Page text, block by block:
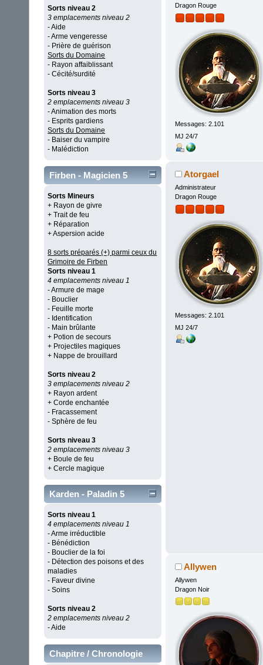
Sorts niveau 2
3 emplacements niveau 2
- Aide
- Arme vengeresse
- Prière de guérison
Sorts du Domaine
- Rayon affaiblissant
- Cécité/surdité
Sorts niveau 3
2 emplacements niveau 3
- Animation des morts
- Esprits gardiens
Sorts du Domaine
- Baiser du vampire
- Malédiction
Firben - Magicien 5
Sorts Mineurs
+ Rayon de givre
+ Trait de feu
+ Réparation
+ Aspersion acide
8 sorts préparés (+) parmi ceux du
Grimoire de Firben
Sorts niveau 1
4 emplacements niveau 1
- Armure de mage
- Bouclier
- Feuille morte
- Identification
- Main brûlante
+ Potion de secours
+ Projectiles magiques
+ Nappe de brouillard
Sorts niveau 2
3 emplacements niveau 2
+ Rayon ardent
+ Corde enchantée
- Fracassement
- Sphère de feu
Sorts niveau 3
2 emplacements niveau 3
+ Boule de feu
+ Cercle magique
Karden - Paladin 5
Sorts niveau 1
4 emplacements niveau 1
- Arme irréductible
- Bénédiction
- Bouclier de la foi
- Détection des poisons et des
maladies
- Faveur divine
- Soins
Sorts niveau 2
2 emplacements niveau 2
- Aide
Chapitre / Chronologie
Dragon Rouge
Messages: 2.101
MJ 24/7
Atorgael
Administrateur
Dragon Rouge
Messages: 2.101
MJ 24/7
Allywen
Allywen
Dragon Noir